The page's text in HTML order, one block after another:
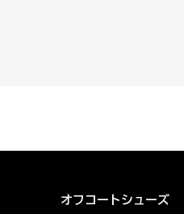
オフコートシューズ